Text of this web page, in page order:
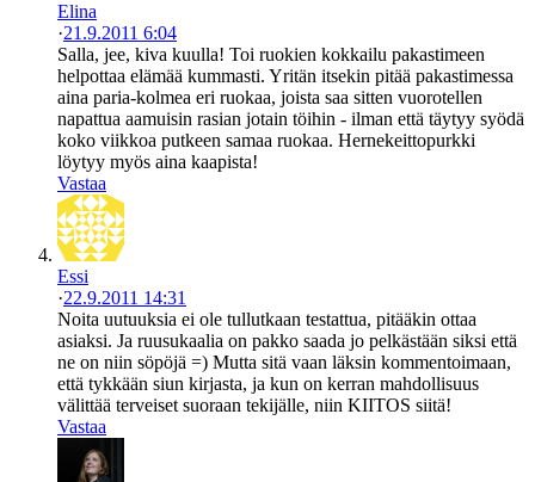
Elina
·21.9.2011 6:04
Salla, jee, kiva kuulla! Toi ruokien kokkailu pakastimeen
helpottaa elämää kummasti. Yritän itsekin pitää pakastimessa
aina paria-kolmea eri ruokaa, joista saa sitten vuorotellen
napattua aamuisin rasian jotain töihin - ilman että täytyy syödä
koko viikkoa putkeen samaa ruokaa. Hernekeittopurkki
löytyy myös aina kaapista!
Vastaa
Essi
·22.9.2011 14:31
Noita uutuuksia ei ole tullutkaan testattua, pitääkin ottaa
asiaksi. Ja ruusukaalia on pakko saada jo pelkästään siksi että
ne on niin söpöjä =) Mutta sitä vaan läksin kommentoimaan,
että tykkään siun kirjasta, ja kun on kerran mahdollisuus
välittää terveiset suoraan tekijälle, niin KIITOS siitä!
Vastaa